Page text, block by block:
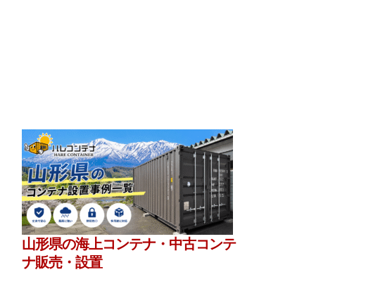
山形県の海上コンテナ・中古コンテ
ナ販売・設置